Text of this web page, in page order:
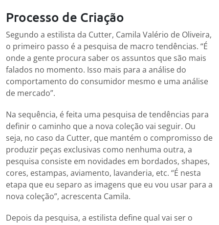
Processo de Criação
Segundo a estilista da Cutter, Camila Valério de Oliveira,
o primeiro passo é a pesquisa de macro tendências. “É
onde a gente procura saber os assuntos que são mais
falados no momento. Isso mais para a análise do
comportamento do consumidor mesmo e uma análise
de mercado”.
Na sequência, é feita uma pesquisa de tendências para
definir o caminho que a nova coleção vai seguir. Ou
seja, no caso da Cutter, que mantém o compromisso de
produzir peças exclusivas como nenhuma outra, a
pesquisa consiste em novidades em bordados, shapes,
cores, estampas, aviamento, lavanderia, etc. “É nesta
etapa que eu separo as imagens que eu vou usar para a
nova coleção”, acrescenta Camila.
Depois da pesquisa, a estilista define qual vai ser o